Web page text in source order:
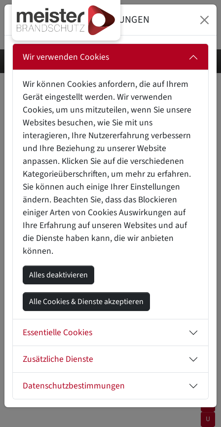
GLOSSAR H
HDI Risk Engineering Guideline
Hydrantensystem
R
U
DATENSCHUTZEINSTELLUNGEN
Wir verwenden Cookies
Wir können Cookies anfordern, die auf Ihrem
Gerät eingestellt werden. Wir verwenden
Cookies, um uns mitzuteilen, wenn Sie unsere
Websites besuchen, wie Sie mit uns
interagieren, Ihre Nutzererfahrung verbessern
und Ihre Beziehung zu unserer Website
anpassen. Klicken Sie auf die verschiedenen
Kategorieüberschriften, um mehr zu erfahren.
Sie können auch einige Ihrer Einstellungen
ändern. Beachten Sie, dass das Blockieren
einiger Arten von Cookies Auswirkungen auf
Ihre Erfahrung auf unseren Websites und auf
die Dienste haben kann, die wir anbieten
können.
Alles deaktivieren
Alle Cookies & Dienste akzeptieren
Essentielle Cookies
Zusätzliche Dienste
Datenschutzbestimmungen